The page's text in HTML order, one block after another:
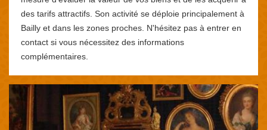
des tarifs attractifs. Son activité se déploie principalement à
Bailly et dans les zones proches. N'hésitez pas à entrer en
contact si vous nécessitez des informations
complémentaires.